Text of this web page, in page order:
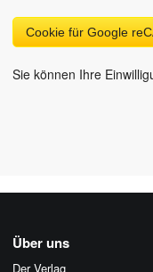
Cookie für Google
Sie können Ihre
Über uns
Der Verlag